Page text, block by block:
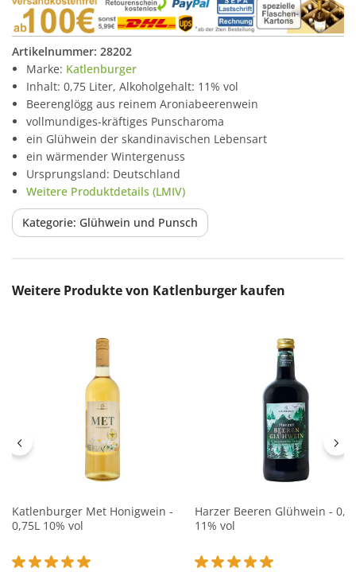
Artikelnummer: 28202
Marke: Katlenburger
Inhalt: 0,75 Liter, Alkoholgehalt: 11% vol
Beerenglögg aus reinem Aroniabeerenwein
vollmundiges-kräftiges Punscharoma
ein Glühwein der skandinavischen Lebensart
ein wärmender Wintergenuss
Ursprungsland: Deutschland
Weitere Produktdetails (LMIV)
Kategorie: Glühwein und Punsch
Produktgalerie überspringen
Weitere Produkte von Katlenburger kaufen
Katlenburger Met Honigwein -
0,75L 10% vol
Harzer Beeren Glühwein -
11% vol